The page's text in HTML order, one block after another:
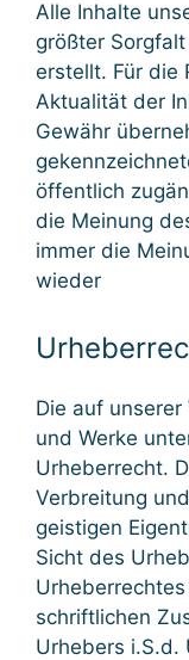
Alle Inhalte
größter
erstellt. Für die
Aktualität der
Gewähr
öffentlich
die Meinung
immer die
wieder
Die auf
und Werke
Urheberrecht.
Verbreitung
geistigen
Sicht des
schriftlichen
Urhebers i.S.d.